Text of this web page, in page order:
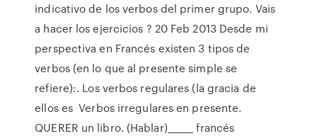
indicativo de los verbos del primer grupo. Vais
a hacer los ejercicios ? 20 Feb 2013 Desde mi
perspectiva en Francés existen 3 tipos de
verbos (en lo que al presente simple se
refiere):. Los verbos regulares (la gracia de
ellos es Verbos irregulares en presente.
QUERER un libro. (Hablar)______ francés